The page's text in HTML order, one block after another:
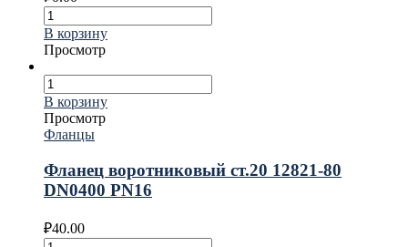
В корзину
Просмотр
В корзину
Просмотр
Фланцы
Фланец воротниковый ст.20 12821-80
DN0400 PN16
₽40.00